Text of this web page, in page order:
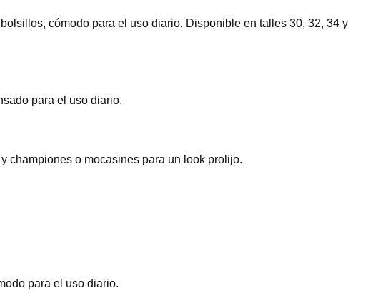
cómodo para el uso diario. Disponible en talles 30, 32, 34 y
para el uso diario.
championes o mocasines para un look prolijo.
para el uso diario.